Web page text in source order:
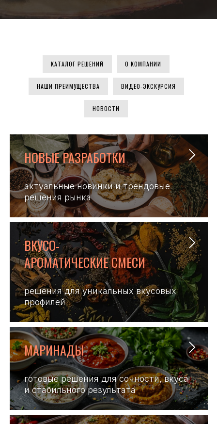
КАТАЛОГ РЕШЕНИЙ О КОМПАНИИ
НАШИ ПРЕИМУЩЕСТВА ВИДЕО-ЭКСКУРСИЯ
НОВОСТИ
НОВЫЕ РАЗРАБОТКИ
актуальные новинки и трендовые
решения рынка
ВКУСО-
АРОМАТИЧЕСКИЕ СМЕСИ
решения для уникальных вкусовых
профилей
МАРИНАДЫ
готовые решения для сочности, вкуса
и стабильного результата